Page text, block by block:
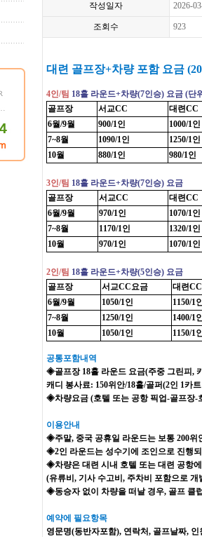
작성일자 2026-
조회수 923
대련 골프장+차량 포함 요금
4인/팀 18홀 라운드+차량(7인승) 요금 (단
골프장
서교CC
대련CC
6월/9월
900/1인
1000/1인
7~8월
1090/1인
1250/1인
10월
880/1인 980/1인
3인/팀 18홀 라운드+차량(7인승) 요금
골프장
서교CC
대련CC
6월/9월
970/1인
1070/1인
7~8월
1170/1인
1320/1인
10월
970/1인 1070/1인
2인/팀 18홀 라운드+차량(5인승) 요금
골프장
서교CC요금
대련
6월/9월
1050/1인
1150/1
7~8월
1250/1인
1400/1
10월
1050/1인 1150/1
공통포함내역
◈골프장 18홀 라운드 요금(주중 그린피,
캐디 봉사료: 150위안/18홀/골퍼(2인 1카
◈차량요금 (호텔 또는 공항 픽업-골프장-
이용안내
◈주말, 중국 공휴일 라운드는 보통 200위
◈2인 라운드는 성수기에 조인으로 진행
◈차량은 대련 시내 호텔 또는 대련 공항
(유류비, 기사 수고비, 주차비 포함으로
◈동승자 없이 차량을 떠날 경우, 골프 클
예약에 필요항목
영문명(동반자포함), 연락처, 골프날짜,